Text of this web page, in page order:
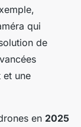
qui
de
et une
en 2025